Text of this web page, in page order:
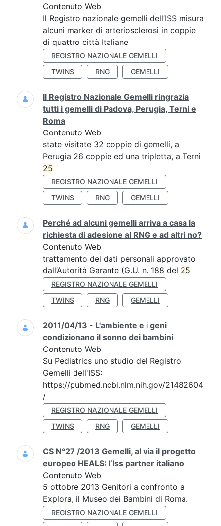
Contenuto Web
Il Registro nazionale gemelli dell’ISS misura
alcuni marker di arteriosclerosi in coppie
di quattro città Italiane
REGISTRO NAZIONALE GEMELLI
TWINS
RNG GEMELLI
Il Registro Nazionale Gemelli ringrazia
tutti i gemelli di Padova, Perugia, Terni e
Roma
Contenuto Web
state visitate 32 coppie di gemelli, a
Perugia 26 coppie ed una tripletta, a Terni
25
REGISTRO NAZIONALE GEMELLI
TWINS
RNG GEMELLI
Perché ad alcuni gemelli arriva a casa la
richiesta di adesione al RNG e ad altri no?
Contenuto Web
trattamento dei dati personali approvato
dall’Autorità Garante (G.U. n. 188 del 25
REGISTRO NAZIONALE GEMELLI
TWINS
RNG GEMELLI
2011/04/13 - L'ambiente e i geni
condizionano il sonno dei bambini
Contenuto Web
Su Pediatrics uno studio del Registro
Gemelli dell'ISS:
https://pubmed.ncbi.nlm.nih.gov/21482604
/
REGISTRO NAZIONALE GEMELLI
TWINS
RNG GEMELLI
CS N°27 /2013 Gemelli, al via il progetto
europeo HEALS: l’Iss partner italiano
Contenuto Web
5 ottobre 2013 Genitori a confronto a
Explora, il Museo dei Bambini di Roma.
REGISTRO NAZIONALE GEMELLI